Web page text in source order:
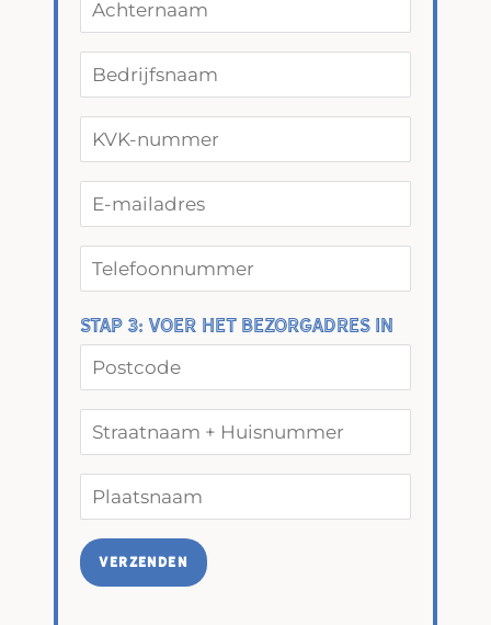
Stap 3: Voer het bezorgadres in